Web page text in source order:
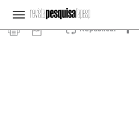
Republicar